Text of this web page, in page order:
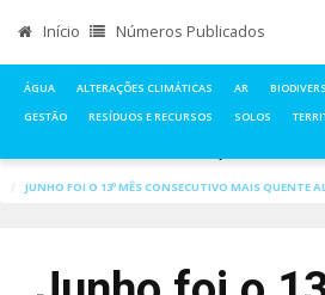
Início Números Publicados
ÁGUA ALTERAÇÕES CLIMÁTICAS AR
GESTÃO
RESÍDUOS E RECURSOS SOLOS
JUNHO FOI O 13º MÊS CONSECUTIVO MAIS QUENTE